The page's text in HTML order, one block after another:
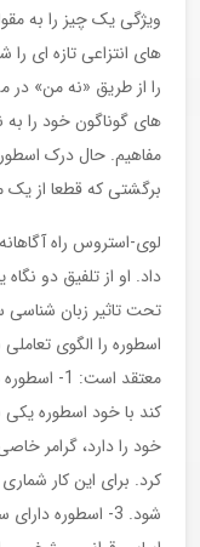
ویژگی یک چیز را به
های انتزاعی تازه ای
را از طریق «نه من»
های گوناگون خود را
مفاهیم. حال درک
برگشتی که قطعا از
لوی-استروس راه
داد. او از تلفیق دو
تحت تاثیر زبان شناسی
اسطوره را الگوی
معتقد
خود را دارد، گرامر
کرد. برای این کار
شود. 3- اسطوره